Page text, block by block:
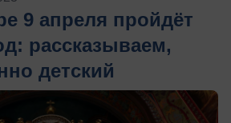
9 апреля пройдёт
рассказываем,
детский